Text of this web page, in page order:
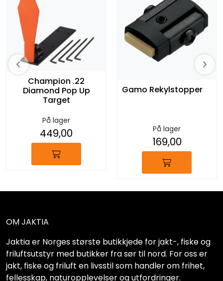
Champion .22
Diamond Pop Up
Target
På lager
449,00
Gamo Rekylstopper
På lager
169,00
OM JAKTIA
Jaktia er Norges største butikkjede for jakt-, fiske og
friluftsutstyr med butikker fra sør til nord. For oss er
jakt, fiske og friluft en livsstil som handler om frihet,
fellesskap, naturopplevelser og utfordringer.